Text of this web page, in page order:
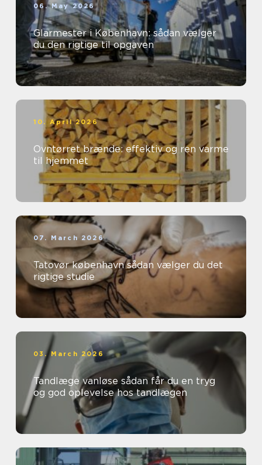
06. May 2026
Glarmester i København: sådan vælger
du den rigtige til opgaven
10. April 2026
Ovntørret brænde: effektiv og ren varme
til hjemmet
07. March 2026
Tatovør københavn sådan vælger du det
rigtige studie
03. March 2026
Tandlæge vanløse sådan får du en tryg
og god oplevelse hos tandlægen